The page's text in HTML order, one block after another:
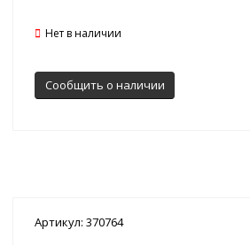
Нет в наличии
Сообщить о наличии
Артикул: 370764